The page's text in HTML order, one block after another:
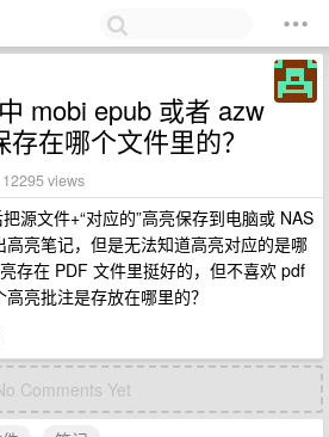
mobi epub 或者 azw
在哪个文件里的？
12295 views
源文件+“对应的”高亮保存到电脑或 NAS
高亮笔记，但是无法知道高亮对应的是哪
存在 PDF 文件里挺好的，但不喜欢 pdf
亮批注是存放在哪里的？
Comments Yet